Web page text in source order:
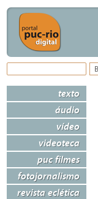
texto
áudio
vídeo
videoteca
puc filmes
fotojornalismo
revista eclética